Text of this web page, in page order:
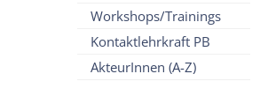
Workshops/Trainings
Kontaktlehrkraft PB
AkteurInnen (A-Z)